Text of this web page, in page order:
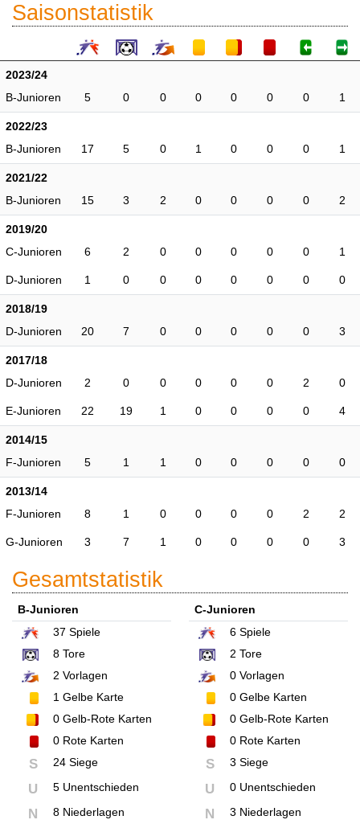
Saisonstatistik
2023/24
B-Junioren
5 0 0 0 0 0 0 1
2022/23
B-Junioren
17 5 0 1 0 0 0 1
2021/22
B-Junioren
15 3 2 0 0 0 0 2
2019/20
C-Junioren
6 2 0 0 0 0 0 1
D-Junioren 1 0 0 0 0 0 0 0
2018/19
D-Junioren
20 7 0 0 0 0 0 3
2017/18
D-Junioren
2 0 0 0 0 0 2 0
E-Junioren 22 19 1 0 0 0 0 4
2014/15
F-Junioren
5 1 1 0 0 0 0 0
2013/14
F-Junioren
8 1 0 0 0 0 2 2
G-Junioren 3 7 1 0 0 0 0 3
Gesamtstatistik
B-Junioren
37 Spiele
8 Tore
2 Vorlagen
1 Gelbe Karte
0 Gelb-Rote Karten
0 Rote Karten
S 24 Siege
U 5 Unentschieden
N 8 Niederlagen
C-Junioren
6Spiele
2 Tore
0Vorlagen
0Gelbe Karten
0Gelb-Rote Karten
0Rote Karten
S 3 Siege
U 0 Unentschieden
N 3 Niederlagen